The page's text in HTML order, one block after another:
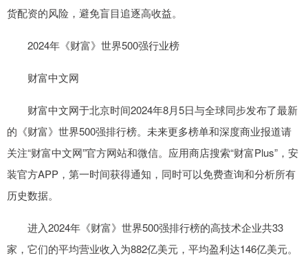
货配资的风险，避免盲目追逐高收益。
2024年《财富》世界500强行业榜
财富中文网
财富中文网于北京时间2024年8月5日与全球同步发布了最新
的《财富》世界500强排行榜。未来更多榜单和深度商业报道请
关注“财富中文网”官方网站和微信。应用商店搜索“财富Plus”，安
装官方APP，第一时间获得通知，同时可以免费查询和分析所有
历史数据。
进入2024年《财富》世界500强排行榜的高技术企业共33
家，它们的平均营业收入为882亿美元，平均盈利达146亿美元。